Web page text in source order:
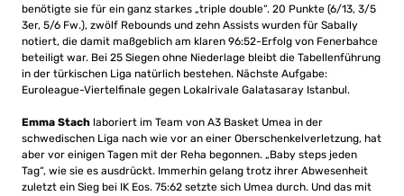
benötigte sie für ein ganz starkes „triple double“. 20 Punkte (6/13, 3/5
3er, 5/6 Fw.), zwölf Rebounds und zehn Assists wurden für Sabally
notiert, die damit maßgeblich am klaren 96:52-Erfolg von Fenerbahce
beteiligt war. Bei 25 Siegen ohne Niederlage bleibt die Tabellenführung
in der türkischen Liga natürlich bestehen. Nächste Aufgabe:
Euroleague-Viertelfinale gegen Lokalrivale Galatasaray Istanbul.
Emma Stach laboriert im Team von A3 Basket Umea in der
schwedischen Liga nach wie vor an einer Oberschenkelverletzung, hat
aber vor einigen Tagen mit der Reha begonnen. „Baby steps jeden
Tag“, wie sie es ausdrückt. Immerhin gelang trotz ihrer Abwesenheit
zuletzt ein Sieg bei IK Eos. 75:62 setzte sich Umea durch. Und das mit